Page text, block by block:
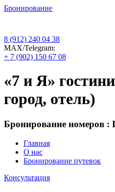
Бронирование
8 (912) 240 04 38
МАХ/Telegram:
+ 7 (902) 150 67 08
«7 и Я»
город, отель)
Бронирование номеров :
Главная
О нас
Бронирование путевок
Консультация